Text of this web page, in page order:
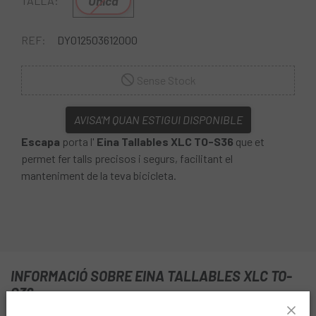
REF: DY012503612000
AVISA'M QUAN ESTIGUI DISPONIBLE
Escapa porta l' Eina Tallables XLC TO-S36 que et
permet fer talls precisos i segurs, facilitant el
manteniment de la teva bicicleta.
INFORMACIÓ SOBRE EINA TALLABLES XLC TO-
S36